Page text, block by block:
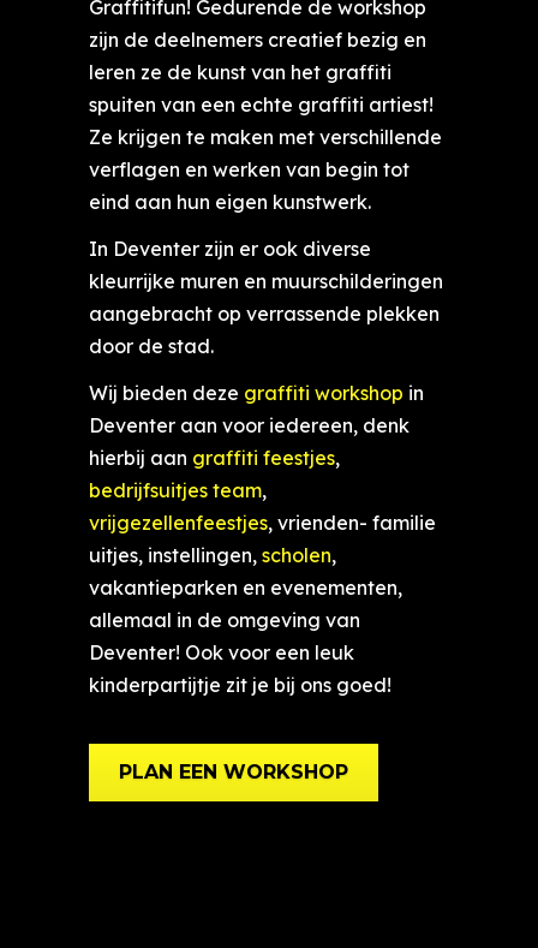
Graffitifun! Gedurende de workshop
zijn de deelnemers creatief bezig en
leren ze de kunst van het graffiti
spuiten van een echte graffiti artiest!
Ze krijgen te maken met verschillende
verflagen en werken van begin tot
eind aan hun eigen kunstwerk.
In Deventer zijn er ook diverse
kleurrijke muren en muurschilderingen
aangebracht op verrassende plekken
door de stad.
Wij bieden deze graffiti workshop in
Deventer aan voor iedereen, denk
hierbij aan graffiti feestjes,
bedrijfsuitjes team,
vrijgezellenfeestjes, vrienden- familie
uitjes, instellingen, scholen,
vakantieparken en evenementen,
allemaal in de omgeving van
Deventer! Ook voor een leuk
kinderpartijtje zit je bij ons goed!
PLAN EEN WORKSHOP